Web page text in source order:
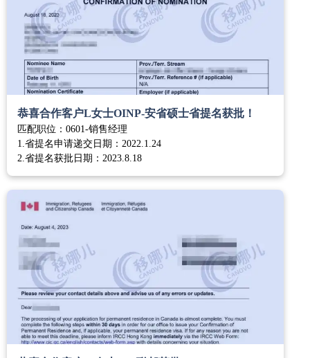
恭喜合作客户L女士OINP-安省硕士省提名获批！
匹配职位：0601-销售经理
1.省提名申请递交日期：2022.1.24
2.省提名获批日期：2023.8.18